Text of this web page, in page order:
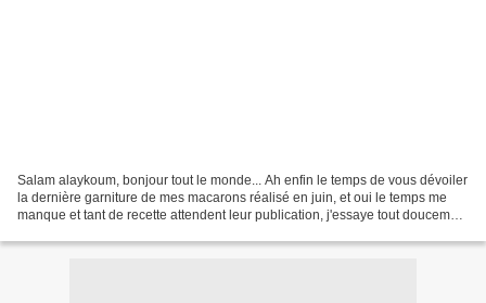
Salam alaykoum, bonjour tout le monde... Ah enfin le temps de vous dévoiler
la dernière garniture de mes macarons réalisé en juin, et oui le temps me
manque et tant de recette attendent leur publication, j'essaye tout doucement